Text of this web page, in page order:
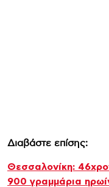
Διαβάστε επίσης:
Θεσσαλονίκη:
900 γραμμάρια